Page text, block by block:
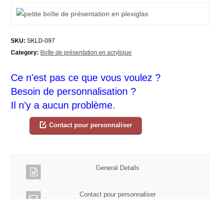
SKU: SKLD-097
Category: Boîte de présentation en acrylique
Ce n'est pas ce que vous voulez ?
Besoin de personnalisation ?
Il n'y a aucun problème.
Contact pour personnaliser
General Details
Contact pour personnaliser